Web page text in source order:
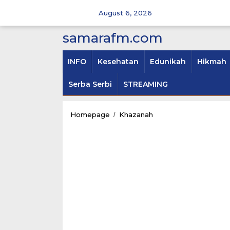
August 6, 2026
samarafm.com
INFO Kesehatan Edunikah Hikmah
Serba Serbi STREAMING
Homepage / Khazanah